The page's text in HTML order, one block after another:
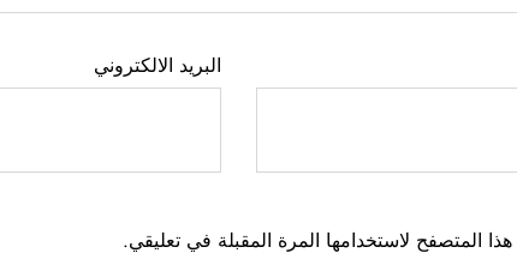
البريد الالكتروني
المتصفح لاستخدامها المرة المقبلة في تعليقي.